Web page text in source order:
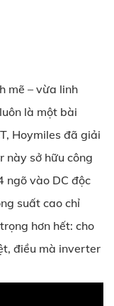
mẽ – vừa linh
là một bài
Hoymiles đã giải
này sở hữu công
ngõ vào DC độc
suất cao chỉ
hơn hết: cho
điều mà inverter